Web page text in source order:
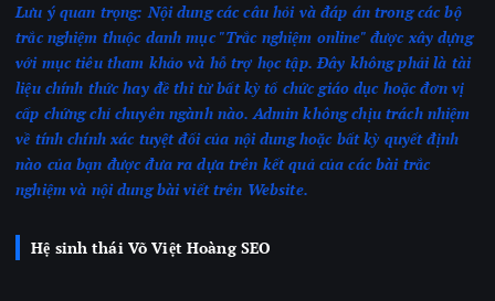
Lưu ý quan trọng: Nội dung các câu hỏi và đáp án trong các bộ
trắc nghiệm thuộc danh mục "Trắc nghiệm online" được xây dựng
với mục tiêu tham khảo và hỗ trợ học tập. Đây không phải là tài
liệu chính thức hay đề thi từ bất kỳ tổ chức giáo dục hoặc đơn vị
cấp chứng chỉ chuyên ngành nào. Admin không chịu trách nhiệm
về tính chính xác tuyệt đối của nội dung hoặc bất kỳ quyết định
nào của bạn được đưa ra dựa trên kết quả của các bài trắc
nghiệmvà nội dung bài viết trên Website.
Hệ sinh thái Võ Việt Hoàng SEO